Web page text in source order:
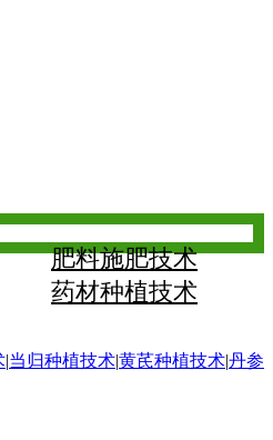
肥料施肥技术
药材种植技术
|当归种植技术|黄芪种植技术|丹参